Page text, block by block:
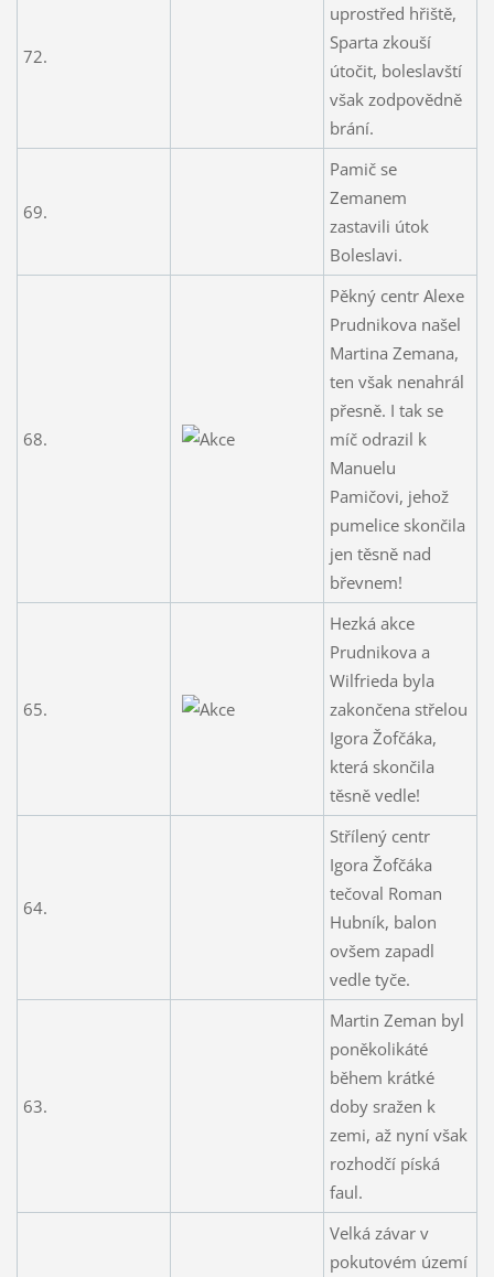
72.
uprostřed hřiště,
Sparta zkouší
útočit, boleslavští
však zodpovědně
brání.
69.
Pamič se
Zemanem
zastavili útok
Boleslavi.
68.
Pěkný centr Alexe
Prudnikova našel
Martina Zemana,
ten však nenahrál
přesně. I tak se
míč odrazil k
Manuelu
Pamičovi, jehož
pumelice skončila
jen těsně nad
břevnem!
65.
Hezká akce
Prudnikova a
Wilfrieda byla
zakončena střelou
Igora Žofčáka,
která skončila
těsně vedle!
64.
Střílený centr
Igora Žofčáka
tečoval Roman
Hubník, balon
ovšem zapadl
vedle tyče.
63.
Martin Zeman byl
poněkolikáté
během krátké
doby sražen k
zemi, až nyní však
rozhodčí píská
faul.
Velká závar v
pokutovém území